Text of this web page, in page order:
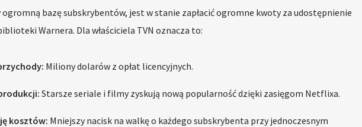
bazę subskrybentów, jest w stanie zapłacić ogromne kwoty za udostępnienie
Warnera. Dla właściciela TVN oznacza to:
Miliony dolarów z opłat licencyjnych.
Starsze seriale i filmy zyskują nową popularność dzięki zasięgom Netflixa.
kosztów: Mniejszy nacisk na walkę o każdego subskrybenta przy jednoczesnym